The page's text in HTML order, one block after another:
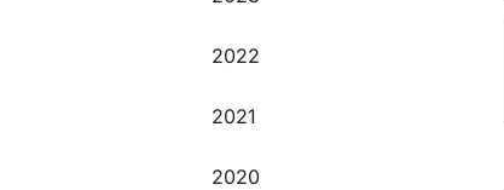
2022
2021
2020